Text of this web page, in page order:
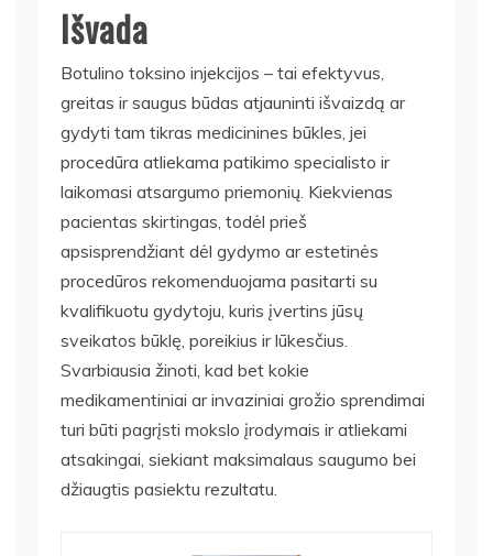
Išvada
Botulino toksino injekcijos – tai efektyvus,
greitas ir saugus būdas atjauninti išvaizdą ar
gydyti tam tikras medicinines būkles, jei
procedūra atliekama patikimo specialisto ir
laikomasi atsargumo priemonių. Kiekvienas
pacientas skirtingas, todėl prieš
apsisprendžiant dėl gydymo ar estetinės
procedūros rekomenduojama pasitarti su
kvalifikuotu gydytoju, kuris įvertins jūsų
sveikatos būklę, poreikius ir lūkesčius.
Svarbiausia žinoti, kad bet kokie
medikamentiniai ar invaziniai grožio sprendimai
turi būti pagrįsti mokslo įrodymais ir atliekami
atsakingai, siekiant maksimalaus saugumo bei
džiaugtis pasiektu rezultatu.